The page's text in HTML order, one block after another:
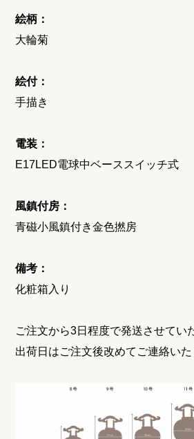
絵柄：
大輪菊
絵付：
手描き
電装：
E17LED電球中ベーススイッチ式
風鎮付房：
青磁小風鎮付き金色撚房
備考：
化粧箱入り
ご注文から3日程度で発送させてい
出荷日はご注文後改めてご連絡いた